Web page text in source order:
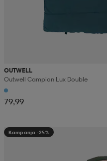
OUTWELL
Outwell Campion Lux Double
79,99
Kampanja -25%